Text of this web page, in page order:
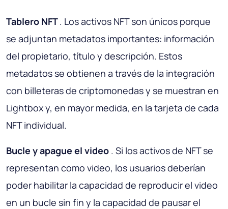
Tablero NFT. Los activos NFT son únicos porque
se adjuntan metadatos importantes: información
del propietario, título y descripción. Estos
metadatos se obtienen a través de la integración
con billeteras de criptomonedas y se muestran en
Lightbox y, en mayor medida, en la tarjeta de cada
NFT individual.
Bucle y apague el video . Si los activos de NFT se
representan como video, los usuarios deberían
poder habilitar la capacidad de reproducir el video
en un bucle sin fin y la capacidad de pausar el